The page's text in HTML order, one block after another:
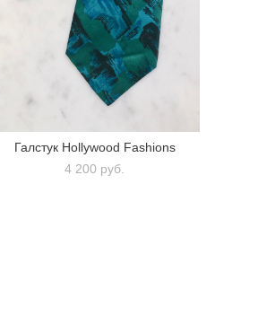
Галстук Hollywood Fashions
4 200 pуб.